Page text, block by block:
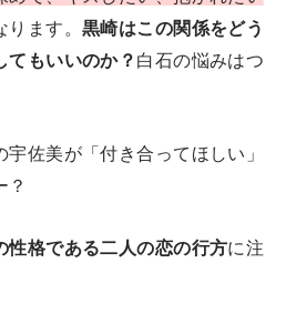
ります。黒崎はこの関係をどう
もいいのか？白石の悩みはつ
佐美が「付き合ってほしい」
性格である二人の恋の行方に注